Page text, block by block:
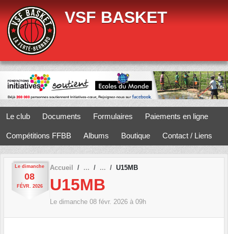
VSF BASKET
Le club Documents Formulaires Paiements en ligne
Compétitions FFBB Albums Boutique Contact / Liens
Le dimanche
08
FÉVR. 2026
Accueil U15MB
U15MB
Le dimanche 08 févr. 2026 à 09h
Panneau de gestion des cookies